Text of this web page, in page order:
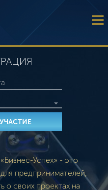
Успех» - это
предпринимателей,
о своих проектах на